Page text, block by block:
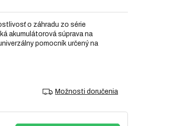
Možnosti doručenia
o záhradu zo série
akumulátorová súprava na
pomocník určený na